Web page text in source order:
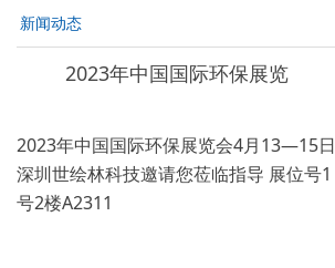
2023年中国国际环保展览
2023年中国国际环保展览会4月13—15日
深圳世绘林科技邀请您莅临指导 ​展位号1
号2楼A2311
新闻动态